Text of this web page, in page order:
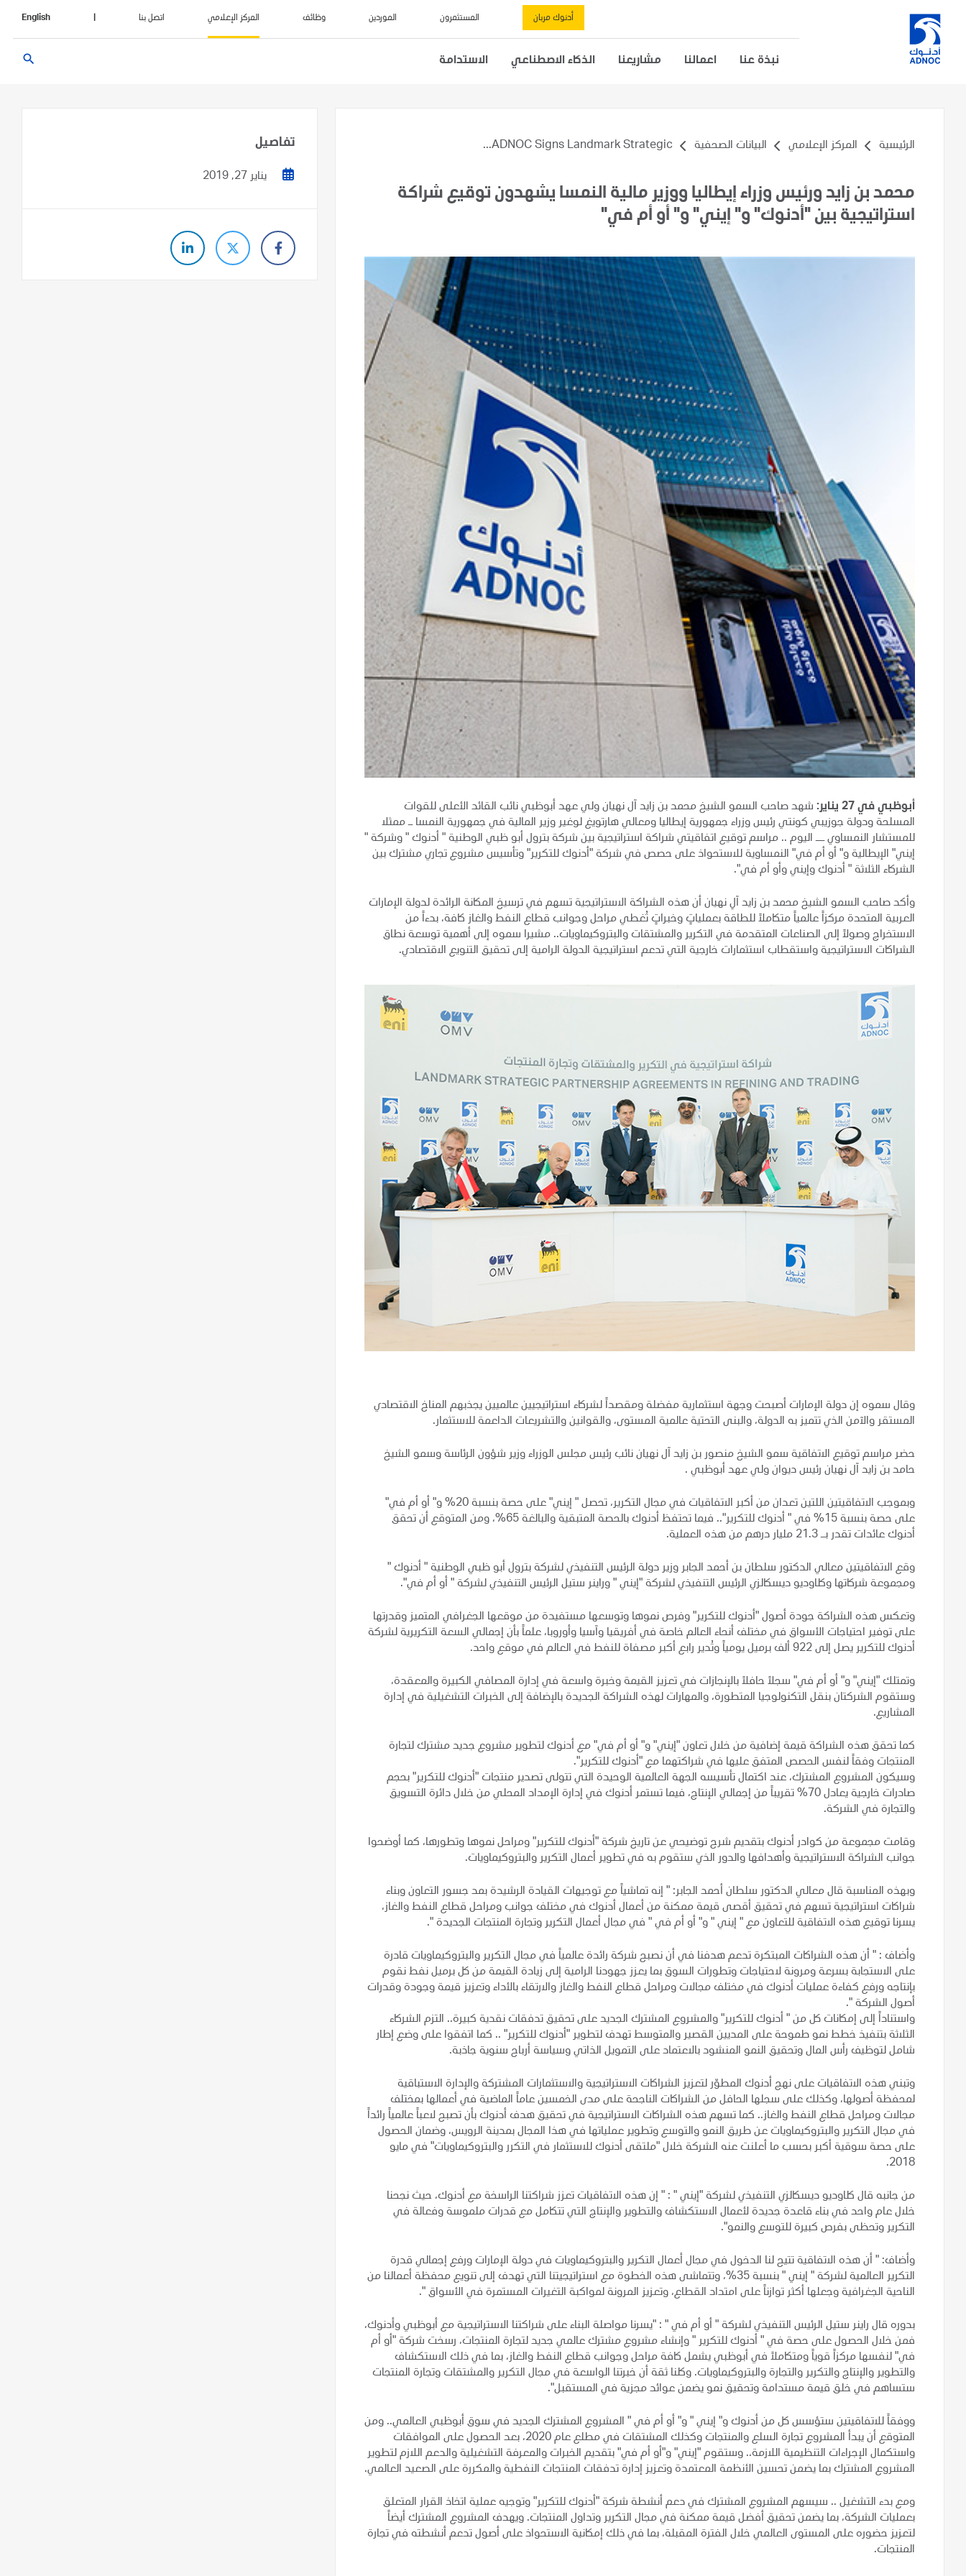
أدنوك مربان المستثمرون الموردين وظائف المركز الإعلامي اتصل بنا English
نبذة عنا اعمالنا مشاريعنا الذكاء الاصطناعي الاستدامة search
الرئيسية المركز الإعلامي البيانات الصحفية ADNOC Signs Landmark Strategic...
محمد بن زايد ورئيس وزراء إيطاليا ووزير مالية النمسا يشهدون توقيع شراكة
استراتيجية بين "أدنوك" و" إيني" و" أو أم في"
أبوظبي في 27 يناير:
شهد صاحب السمو الشيخ محمد بن زايد آل نهيان ولي عهد أبوظبي نائب القائد الأعلى للقوات
المسلحة ودولة جوزيبي كونتي رئيس وزراء جمهورية إيطاليا ومعالي هارتويغ لوغير وزير المالية في جمهورية النمسا ـ ممثلا
للمستشار النمساوي ــ اليوم .. مراسم توقيع اتفاقيتي شراكة استراتيجية بين شركة بترول أبو ظبي الوطنية " أدنوك " وشركة "
إيني" الإيطالية و" أو أم في" النمساوية للاستحواذ على حصص في شركة "أدنوك للتكرير" وتأسيس مشروع تجاري مشترك بين
الشركاء الثلاثة " أدنوك وإيني وأو أم في".
وأكد صاحب السمو الشيخ محمد بن زايد آلِ نهيان أن هذه الشراكة الاستراتيجية تسهم في ترسيخ المكانة الرائدة لدولة الإمارات
العربية المتحدة مركزاً عالمياً متكاملاً للطاقة بعملياتٍ وخبراتٍ تُغطي مراحل وجوانب قطاع النفط والغاز كافة، بدءاً من
الاستخراج وصولاً إلى الصناعات المتقدمة في التكرير والمشتقات والبتروكيماويات.. مشيرا سموه إلى أهمية توسعة نطاق
الشراكات الاستراتيجية واستقطاب استثمارات خارجية التي تدعم استراتيجية الدولة الرامية إلى تحقيق التنويع الاقتصادي.
وقال سموه إن دولة الإمارات أصبحت وجهة استثمارية مفضلة ومقصداً لشركاء استراتيجيين عالميين يجذبهم المناخ الاقتصادي
المستقر والآمن الذي تتميز به الدولة، والبنى التحتية عالمية المستوى، والقوانين والتشريعات الداعمة للاستثمار.
حضر مراسم توقيع الاتفاقية سمو الشيخ منصور بن زايد آل نهيان نائب رئيس مجلس الوزراء وزير شؤون الرئاسة وسمو الشيخ
حامد بن زايد آل نهيان رئيس ديوان ولي عهد أبوظبي .
وبموجب الاتفاقيتين اللتين تعدان من أكبر الاتفاقيات في مجال التكرير، تحصل " إيني" على حصة بنسبة 20% و" أو أم في"
على حصة بنسبة 15% في " أدنوك للتكرير".. فيما تحتفظ أدنوك بالحصة المتبقية والبالغة 65%، ومن المتوقع أن تحقق
أدنوك عائدات تقدر بـ 21.3 مليار درهم من هذه العملية.
وقع الاتفاقيتين معالي الدكتور سلطان بن أحمد الجابر وزير دولة الرئيس التنفيذي لشركة بترول أبو ظبي الوطنية " أدنوك "
ومجموعة شركاتها وكلاوديو ديسكالزي الرئيس التنفيذي لشركة "إيني " وراينر ستيل الرئيس التنفيذي لشركة " أو أم في".
وتعكس هذه الشراكة جودة أصول "أدنوك للتكرير" وفرص نموها وتوسعها مستفيدة من موقعها الجغرافي المتميز وقدرتها
على توفير احتياجات الأسواق في مختلف أنحاء العالم خاصة في أفريقيا وآسيا وأوروبا، علماً بأن إجمالي السعة التكريرية لشركة
أدنوك للتكرير يصل إلى 922 ألف برميل يومياً وتُدير رابع أكبر مصفاة للنفط في العالم في موقع واحد.
وتمتلك "إيني" و" أو أم في" سجلاً حافلاً بالإنجازات في تعزيز القيمة وخبرة واسعة في إدارة المصافي الكبيرة والمعقدة،
وستقوم الشركتان بنقل التكنولوجيا المتطورة، والمهارات لهذه الشراكة الجديدة بالإضافة إلى الخبرات التشغيلية في إدارة
المشاريع.
كما تحقق هذه الشراكة قيمة إضافية من خلال تعاون "إيني" و" أو أم في" مع أدنوك لتطوير مشروع جديد مشترك لتجارة
المنتجات وفقاً لنفس الحصص المتفق عليها في شراكتهما مع "أدنوك للتكرير".
وسيكون المشروع المشترك، عند اكتمال تأسيسه الجهة العالمية الوحيدة التي تتولى تصدير منتجات "أدنوك للتكرير" بحجم
صادرات خارجية يعادل 70% تقريباً من إجمالي الإنتاج، فيما تستمر أدنوك في إدارة الإمداد المحلي من خلال دائرة التسويق
والتجارة في الشركة.
وقامت مجموعة من كوادر أدنوك بتقديم شرح توضيحي عن تاريخ شركة "أدنوك للتكرير" ومراحل نموها وتطورها، كما أوضحوا
جوانب الشراكة الاستراتيجية وأهدافها والدور الذي ستقوم به في تطوير أعمال التكرير والبتروكيماويات.
وبهذه المناسبة قال معالي الدكتور سلطان أحمد الجابر: " إنه تماشياً مع توجيهات القيادة الرشيدة بمد جسور التعاون وبناء
شراكات استراتيجية تسهم في تحقيق أقصى قيمة ممكنة من أعمال أدنوك في مختلف جوانب ومراحل قطاع النفط والغاز،
يسرنا توقيع هذه الاتفاقية للتعاون مع " إيني " و" أو أم في " في مجال أعمال التكرير وتجارة المنتجات الجديدة ".
وأضاف : " أن هذه الشراكات المبتكرة تدعم هدفنا في أن نصبح شركة رائدة عالمياً في مجال التكرير والبتروكيماويات قادرة
على الاستجابة بسرعة ومرونة لاحتياجات وتطورات السوق بما يعزز جهودنا الرامية إلى زيادة القيمة من كل برميل نفط نقوم
بإنتاجه ورفع كفاءة عمليات أدنوك في مختلف مجالات ومراحل قطاع النفط والغاز والارتقاء بالأداء وتعزيز قيمة وجودة وقدرات
أصول الشركة ".
واستناداً إلى إمكانات كل من " أدنوك للتكرير" والمشروع المشترك الجديد على تحقيق تدفقات نقدية كبيرة.. التزم الشركاء
الثلاثة بتنفيذ خطط نمو طموحة على المديين القصير والمتوسط تهدف لتطوير "أدنوك للتكرير" .. كما اتفقوا على وضع إطار
شامل لتوظيف رأس المال وتحقيق النمو المنشود بالاعتماد على التمويل الذاتي وسياسة أرباح سنوية جاذبة.
وتبني هذه الاتفاقيات على نهج أدنوك المطوّر لتعزيز الشراكات الاستراتيجية والاستثمارات المشتركة والإدارة الاستباقية
لمحفظة أصولها، وكذلك على سجلها الحافل من الشراكات الناجحة على مدى الخمسين عاماً الماضية في أعمالها بمختلف
مجالات ومراحل قطاع النفط والغاز.. كما تسهم هذه الشراكات الاستراتيجية في تحقيق هدف أدنوك بأن تصبح لاعباً عالمياً رائداً
في مجال التكرير والبتروكيماويات عن طريق النمو والتوسع وتطوير عملياتها في هذا المجال بمدينة الرويس، وضمان الحصول
على حصة سوقية أكبر بحسب ما أعلنت عنه الشركة خلال "ملتقى أدنوك للاستثمار في التكرر والبتروكيماويات" في مايو
2018.
من جانبه قال كلاوديو ديسكالزي التنفيذي لشركة "إيني " : " إن هذه الاتفاقيات تعزز شراكتنا الراسخة مع أدنوك، حيث نجحنا
خلال عام واحد في بناء قاعدة جديدة لأعمال الاستكشاف والتطوير والإنتاج التي تتكامل مع قدرات ملموسة وفعالة في
التكرير وتحظى بفرص كبيرة للتوسع والنمو".
وأضاف: " أن هذه الاتفاقية تتيح لنا الدخول في مجال أعمال التكرير والبتروكيماويات في دولة الإمارات ورفع إجمالي قدرة
التكرير العالمية لشركة " إيني " بنسبة 35%، وتتماشى هذه الخطوة مع استراتيجيتنا التي تهدف إلى تنويع محفظة أعمالنا من
الناحية الجغرافية وجعلها أكثر توازناً على امتداد القطاع، وتعزيز المرونة لمواكبة التغيرات المستمرة في الأسواق ".
بدوره قال راينر ستيل الرئيس التنفيذي لشركة " أو أم في " : "يسرنا مواصلة البناء على شراكتنا الاستراتيجية مع أبوظبي وأدنوك،
فمن خلال الحصول على حصة في " أدنوك للتكرير " وإنشاء مشروع مشترك عالمي جديد لتجارة المنتجات، رسخت شركة "أو أم
في" لنفسها مركزاً قوياً ومتكاملاً في أبوظبي يشمل كافة مراحل وجوانب قطاع النفط والغاز، بما في ذلك الاستكشاف
والتطوير والإنتاج والتكرير والتجارة والبتروكيماويات. وكلنا ثقة أن خبرتنا الواسعة في مجال التكرير والمشتقات وتجارة المنتجات
ستساهم في خلق قيمة مستدامة وتحقيق نمو يضمن عوائد مجزية في المستقبل".
ووفقاً للاتفاقيتين ستؤسس كل من أدنوك و" إيني " و" أو أم في " المشروع المشترك الجديد في سوق أبوظبي العالمي.. ومن
المتوقع أن يبدأ المشروع تجارة السلع والمنتجات وكذلك المشتقات في مطلع عام 2020، بعد الحصول على الموافقات
واستكمال الإجراءات التنظيمية اللازمة.. وستقوم "إيني" و"أو أم في" بتقديم الخبرات والمعرفة التشغيلية والدعم اللازم لتطوير
المشروع المشترك بما يضمن تحسين الأنظمة المعتمدة وتعزيز إدارة تدفقات المنتجات النفطية والمكررة على الصعيد العالمي.
ومع بدء التشغيل .. سيسهم المشروع المشترك في دعم أنشطة شركة "أدنوك للتكرير" وتوجيه عملية اتخاذ القرار المتعلق
بعمليات الشركة، بما يضمن تحقيق أفضل قيمة ممكنة في مجال التكرير وتداول المنتجات. ويهدف المشروع المشترك أيضاً
لتعزيز حضوره على المستوى العالمي خلال الفترة المقبلة، بما في ذلك إمكانية الاستحواذ على أصول تدعم أنشطته في تجارة
المنتجات.
تفاصيل
يناير 27, 2019